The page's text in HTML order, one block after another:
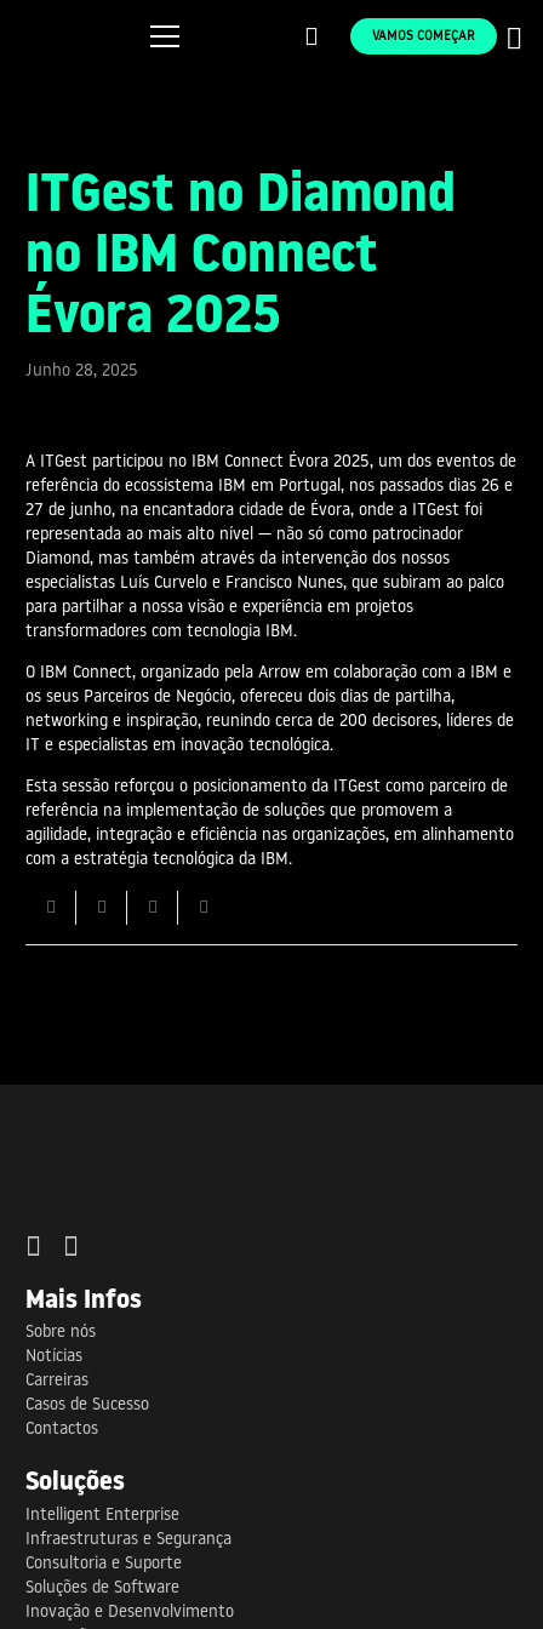
VAMOS COMEÇAR
ITGest no Diamond
no IBM Connect
Évora 2025
Junho 28, 2025
A ITGest participou no IBM Connect Évora 2025, um dos eventos de
referência do ecossistema IBM em Portugal, nos passados dias 26 e
27 de junho, na encantadora cidade de Évora, onde a ITGest foi
representada ao mais alto nível — não só como patrocinador
Diamond, mas também através da intervenção dos nossos
especialistas Luís Curvelo e Francisco Nunes, que subiram ao palco
para partilhar a nossa visão e experiência em projetos
transformadores com tecnologia IBM.
O IBM Connect, organizado pela Arrow em colaboração com a IBM e
os seus Parceiros de Negócio, ofereceu dois dias de partilha,
networking e inspiração, reunindo cerca de 200 decisores, líderes de
IT e especialistas em inovação tecnológica.
Esta sessão reforçou o posicionamento da ITGest como parceiro de
referência na implementação de soluções que promovem a
agilidade, integração e eficiência nas organizações, em alinhamento
com a estratégia tecnológica da IBM.
Mais Infos
Sobre nós
Notícias
Carreiras
Casos de Sucesso
Contactos
Soluções
Intelligent Enterprise
Infraestruturas e Segurança
Consultoria e Suporte
Soluções de Software
Inovação e Desenvolvimento